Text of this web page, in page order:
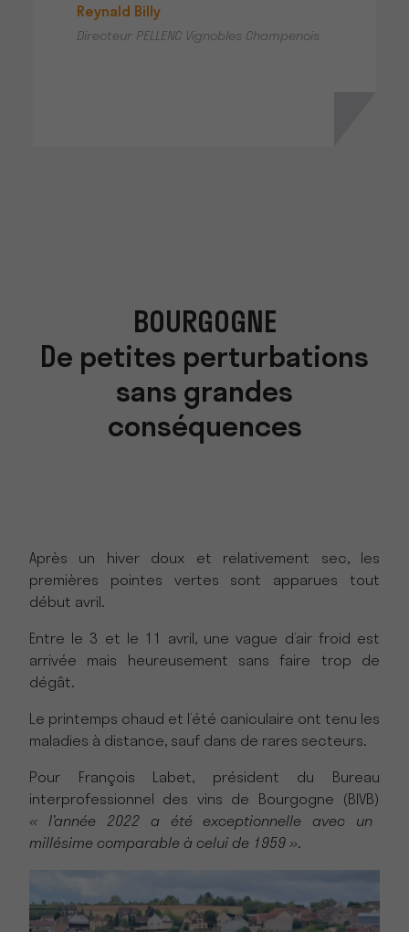
Reynald Billy
Directeur PELLENC Vignobles Champenois
BOURGOGNE
De petites perturbations
sans grandes
conséquences
Après un hiver doux et relativement sec, les
premières pointes vertes sont apparues tout
début avril.
Entre le 3 et le 11 avril, une vague d’air froid est
arrivée mais heureusement sans faire trop de
dégât.
Le printemps chaud et l’été caniculaire ont tenu les
maladies à distance, sauf dans de rares secteurs.
Pour François Labet, président du Bureau
interprofessionnel des vins de Bourgogne (BIVB)
« l’année 2022 a été exceptionnelle avec un
millésime comparable à celui de 1959 ».